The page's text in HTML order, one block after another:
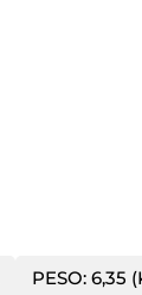
PESO: 6,35